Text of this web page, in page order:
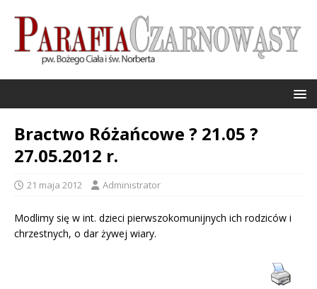
Bractwo Różańcowe ? 21.05 ?
27.05.2012 r.
21 maja 2012 Administrator
Modlimy się w int. dzieci pierwszokomunijnych ich rodziców i
chrzestnych, o dar żywej wiary.